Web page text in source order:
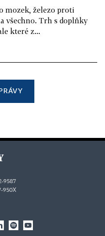
mozek, železo proti
všechno. Trh s doplňky
které z...
9587
950X